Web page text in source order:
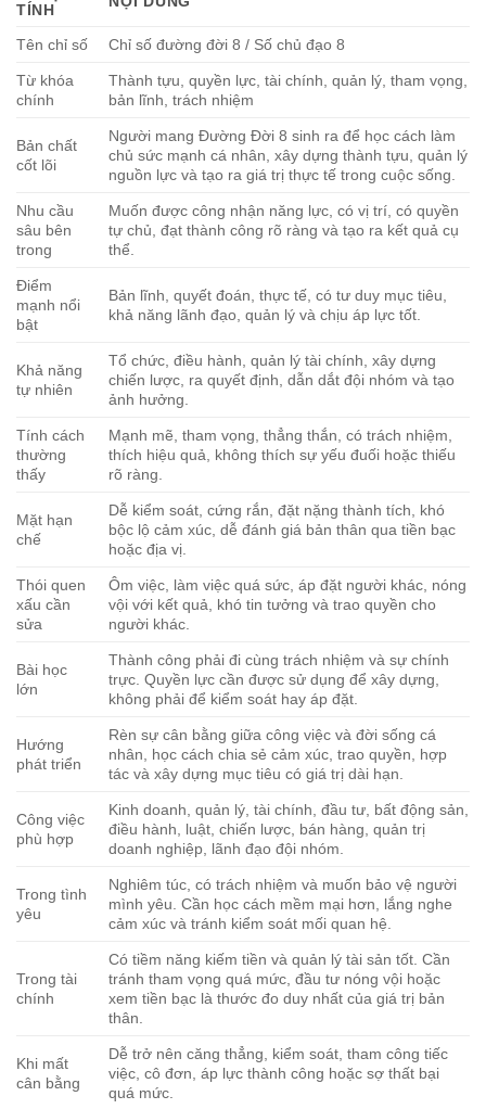
TÍNH
Tên chỉ số Chỉ số đường đời 8 / Số chủ đạo 8
Từ khóa
chính
Thành tựu, quyền lực, tài chính, quản lý, tham vọng,
bản lĩnh, trách nhiệm
Bản chất
cốt lõi
Người mang Đường Đời 8 sinh ra để học cách làm
chủ sức mạnh cá nhân, xây dựng thành tựu, quản lý
nguồn lực và tạo ra giá trị thực tế trong cuộc sống.
Nhu cầu
sâu bên
trong
Muốn được công nhận năng lực, có vị trí, có quyền
tự chủ, đạt thành công rõ ràng và tạo ra kết quả cụ
thể.
Điểm
mạnh nổi
bật
Bản lĩnh, quyết đoán, thực tế, có tư duy mục tiêu,
khả năng lãnh đạo, quản lý và chịu áp lực tốt.
Khả năng
tự nhiên
Tổ chức, điều hành, quản lý tài chính, xây dựng
chiến lược, ra quyết định, dẫn dắt đội nhóm và tạo
ảnh hưởng.
Tính cách
thường
thấy
Mạnh mẽ, tham vọng, thẳng thắn, có trách nhiệm,
thích hiệu quả, không thích sự yếu đuối hoặc thiếu
rõ ràng.
Mặt hạn
chế
Dễ kiểm soát, cứng rắn, đặt nặng thành tích, khó
bộc lộ cảm xúc, dễ đánh giá bản thân qua tiền bạc
hoặc địa vị.
Thói quen
xấu cần
sửa
Ôm việc, làm việc quá sức, áp đặt người khác, nóng
vội với kết quả, khó tin tưởng và trao quyền cho
người khác.
Bài học
lớn
Thành công phải đi cùng trách nhiệm và sự chính
trực. Quyền lực cần được sử dụng để xây dựng,
không phải để kiểm soát hay áp đặt.
Hướng
phát triển
Rèn sự cân bằng giữa công việc và đời sống cá
nhân, học cách chia sẻ cảm xúc, trao quyền, hợp
tác và xây dựng mục tiêu có giá trị dài hạn.
Công việc
phù hợp
Kinh doanh, quản lý, tài chính, đầu tư, bất động sản,
điều hành, luật, chiến lược, bán hàng, quản trị
doanh nghiệp, lãnh đạo đội nhóm.
Trong tình
yêu
Nghiêm túc, có trách nhiệm và muốn bảo vệ người
mình yêu. Cần học cách mềm mại hơn, lắng nghe
cảm xúc và tránh kiểm soát mối quan hệ.
Trong tài
chính
Có tiềm năng kiếm tiền và quản lý tài sản tốt. Cần
tránh tham vọng quá mức, đầu tư nóng vội hoặc
xem tiền bạc là thước đo duy nhất của giá trị bản
thân.
Khi mất
cân bằng
Dễ trở nên căng thẳng, kiểm soát, tham công tiếc
việc, cô đơn, áp lực thành công hoặc sợ thất bại
quá mức.